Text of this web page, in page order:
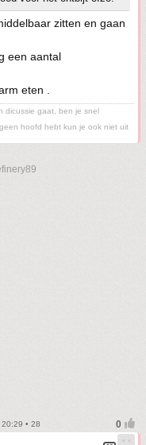
zitten en gaan
een aantal
eten .
dicussie gaat, ben je snel
hoofd hebt kun je ook niet uit
• 28